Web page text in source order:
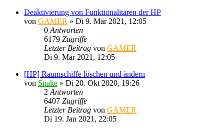
Deaktivierung von Funktionalitären der HP
von GAMER » Di 9. Mär 2021, 12:05
0 Antworten
6179 Zugriffe
Letzter Beitrag von GAMER
Di 9. Mär 2021, 12:05
[HP] Raumschiffe löschen und ändern
von Snake » Di 20. Okt 2020, 19:26
2 Antworten
6407 Zugriffe
Letzter Beitrag von GAMER
Di 19. Jan 2021, 22:05